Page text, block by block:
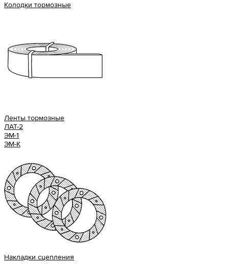
Колодки тормозные
Ленты тормозные
ЛАТ-2
ЭМ-1
ЭМ-К
Накладки сцепления